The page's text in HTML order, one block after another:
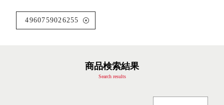
4960759026255
商品検索結果
Search results